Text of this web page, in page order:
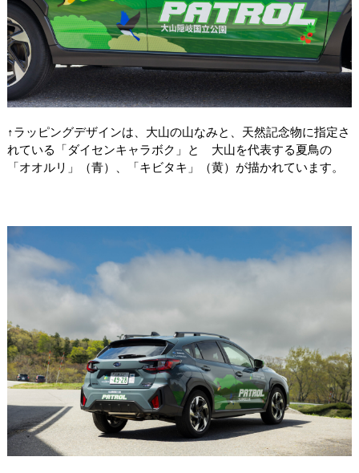
↑ラッピングデザインは、大山の山なみと、天然記念物に指定さ
れている「ダイセンキャラボク」と 大山を代表する夏鳥の
「オオルリ」（青）、「キビタキ」（黄）が描かれています。